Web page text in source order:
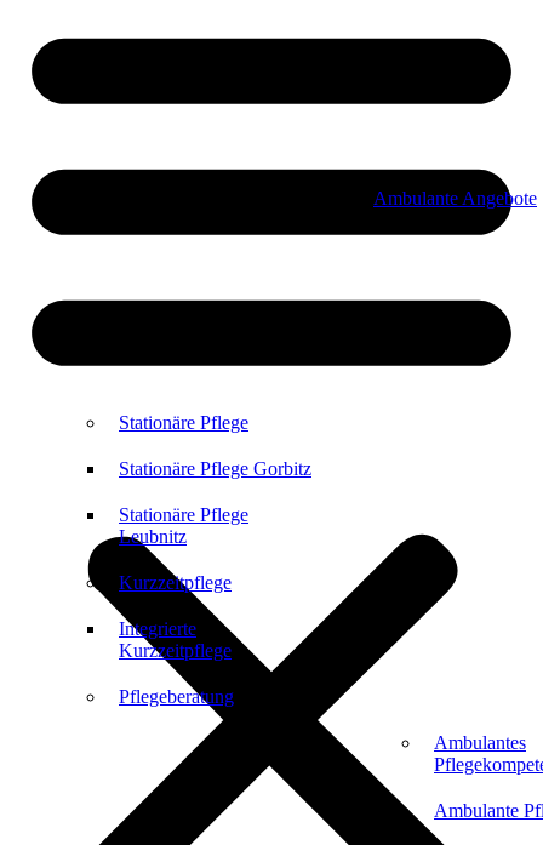
Stationäre Pflege
Stationäre Pflege Gorbitz
Stationäre Pflege
Leubnitz
Kurzzeitpflege
Integrierte
Kurzzeitpflege
Pflegeberatung
Ambulante Angebote
Ambulantes
Ambulante